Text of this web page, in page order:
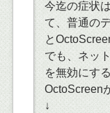
今迄の症状
て、普通の
と
でも、ネッ
を無効にす
OctoScreen
↓